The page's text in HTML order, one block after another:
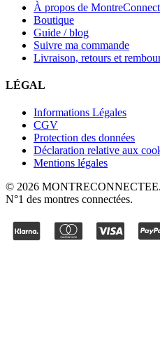
À propos de
Boutique
Guide / blog
Suivre ma commande
Livraison, retours et
LÉGAL
Informations Légales
CGV
Protection des données
Déclaration relative aux
Mentions légales
© 2026
N°1 des montres connectées.